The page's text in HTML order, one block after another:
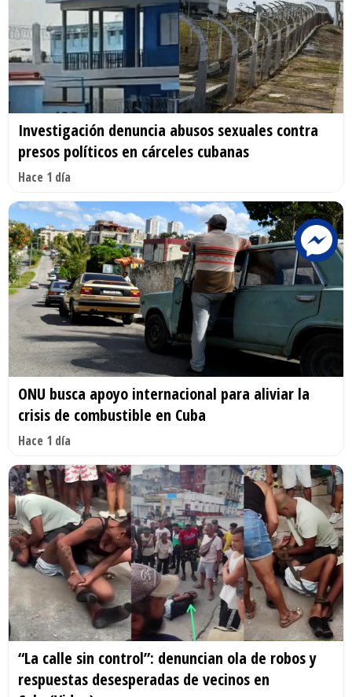
Investigación denuncia abusos sexuales contra
presos políticos en cárceles cubanas
Hace 1 día
ONU busca apoyo internacional para aliviar la
crisis de combustible en Cuba
Hace 1 día
“La calle sin control”: denuncian ola de robos y
respuestas desesperadas de vecinos en